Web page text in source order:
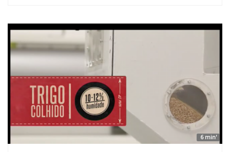
6 min'